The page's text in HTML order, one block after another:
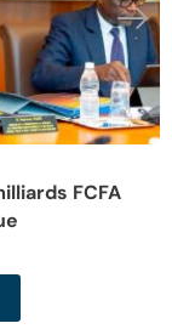
FCFA